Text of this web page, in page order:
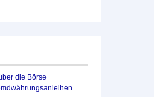
die Börse